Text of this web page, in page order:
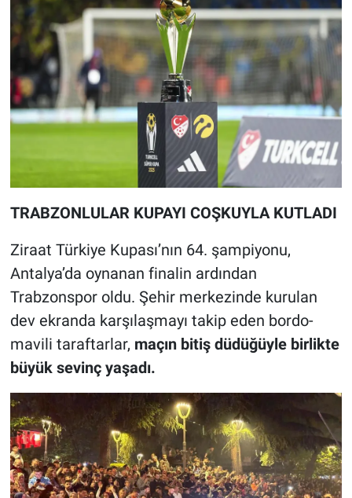
TRABZONLULAR KUPAYI COŞKUYLA KUTLADI
Ziraat Türkiye Kupası’nın 64. şampiyonu,
Antalya’da oynanan finalin ardından
Trabzonspor oldu. Şehir merkezinde kurulan
dev ekranda karşılaşmayı takip eden bordo-
mavili taraftarlar, maçın bitiş düdüğüyle birlikte
büyük sevinç yaşadı.